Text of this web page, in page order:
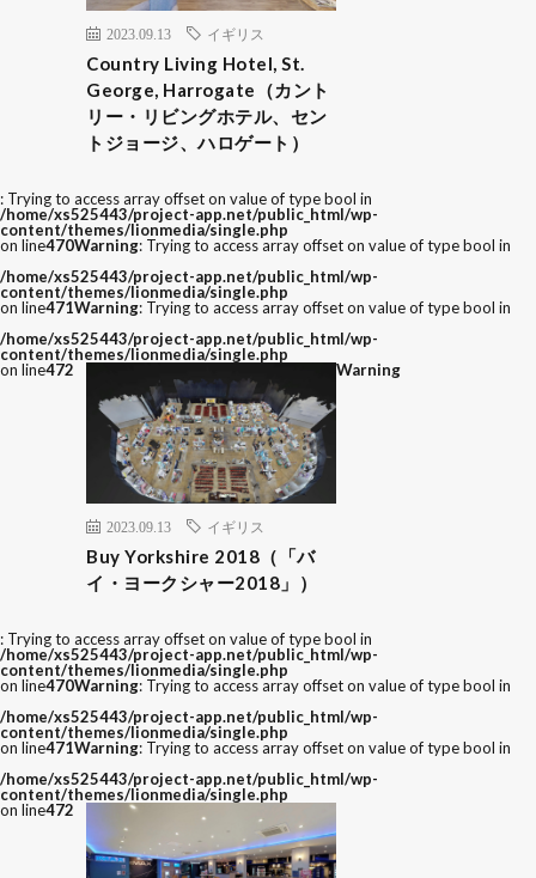
2023.09.13 イギリス
Country Living Hotel, St.
George, Harrogate（カント
リー・リビングホテル、セン
トジョージ、ハロゲート）
: Trying to access array offset on value of type bool in
/home/xs525443/project-app.net/public_html/wp-
content/themes/lionmedia/single.php
on line470Warning: Trying to access array offset on value of type bool in
/home/xs525443/project-app.net/public_html/wp-
content/themes/lionmedia/single.php
on line471Warning: Trying to access array offset on value of type bool in
/home/xs525443/project-app.net/public_html/wp-
content/themes/lionmedia/single.php
on line472
2023.09.13 イギリス
Buy Yorkshire 2018（「バ
イ・ヨークシャー2018」）
Warning
: Trying to access array offset on value of type bool in
/home/xs525443/project-app.net/public_html/wp-
content/themes/lionmedia/single.php
on line470Warning: Trying to access array offset on value of type bool in
/home/xs525443/project-app.net/public_html/wp-
content/themes/lionmedia/single.php
on line471Warning: Trying to access array offset on value of type bool in
/home/xs525443/project-app.net/public_html/wp-
content/themes/lionmedia/single.php
on line472